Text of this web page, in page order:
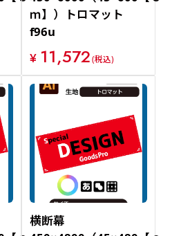
ｍ】）トロマット
f96u
¥ 11,572(税込)
横断幕